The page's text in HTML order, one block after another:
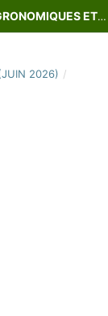
REVUE MAROCAINE DES SCIENCES AGRONOMIQUES ET VÉTÉRINAIRES
2026) /